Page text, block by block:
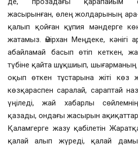
жасырынған, өлең жолдарының
қалып қойған құпия мәндерге
жатамыз. Әмірхан Меңдеке, кәнігі
абайламай басып өтіп кеткен,
түбіне қайта шұқшиып, шығарманың
оқып өткен тұстарына жіті көз
көзқараспен саралай, сараптай
үңіледі, жай хабарлы
қазады, ондағы жасырын
Қаламгерге жазу қабілетін
қалай алып жүреді, қалай